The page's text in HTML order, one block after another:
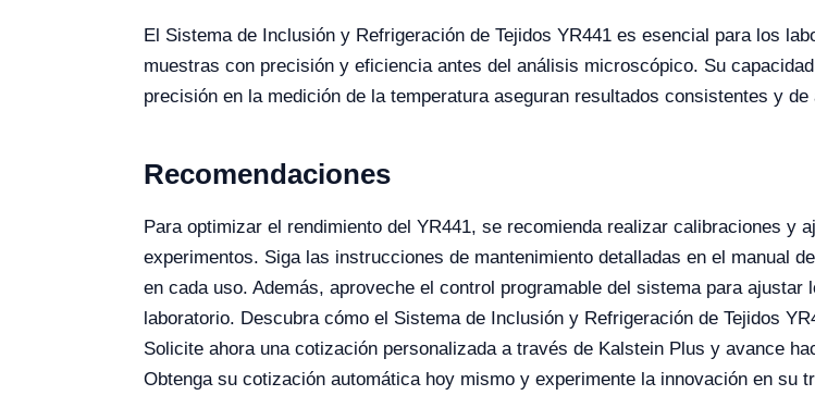
El Sistema de Inclusión y Refrigeración de Tejidos YR441 es esencial para los
muestras con precisión y eficiencia antes del análisis microscópico. Su
precisión en la medición de la temperatura aseguran resultados consistentes y
Recomendaciones
Para optimizar el rendimiento del YR441, se recomienda realizar calibraciones y
experimentos. Siga las instrucciones de mantenimiento detalladas en el manual
en cada uso. Además, aproveche el control programable del sistema para
laboratorio. Descubra cómo el Sistema de Inclusión y Refrigeración de Tejidos
Solicite ahora una cotización personalizada a través de Kalstein Plus y avance
Obtenga su cotización automática hoy mismo y experimente la innovación en su